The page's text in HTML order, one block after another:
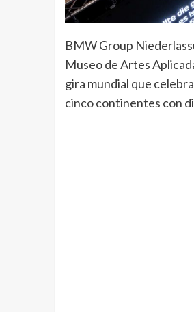
BMW Group
Museo de Artes
gira mundial que
cinco continentes con